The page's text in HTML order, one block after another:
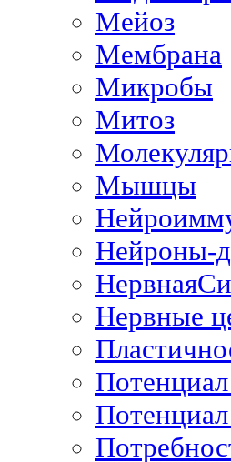
Мейоз
Мембрана
Микробы
Митоз
Мышцы
Нейроны-
Нервные